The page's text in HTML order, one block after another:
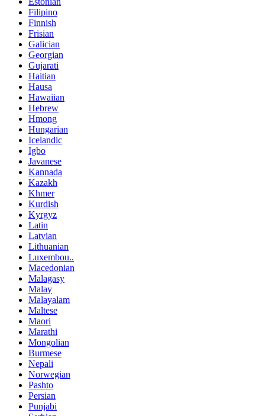
Filipino
Finnish
Frisian
Galician
Georgian
Gujarati
Haitian
Hausa
Hawaiian
Hebrew
Hmong
Hungarian
Icelandic
Igbo
Javanese
Kannada
Kazakh
Khmer
Kurdish
Kyrgyz
Latin
Latvian
Lithuanian
Luxembou..
Macedonian
Malagasy
Malay
Malayalam
Maltese
Maori
Marathi
Mongolian
Burmese
Nepali
Norwegian
Pashto
Persian
Punjabi